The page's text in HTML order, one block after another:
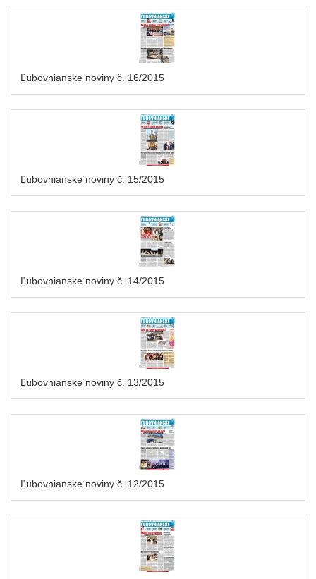
Ľubovnianske noviny č. 16/2015
Ľubovnianske noviny č. 15/2015
Ľubovnianske noviny č. 14/2015
Ľubovnianske noviny č. 13/2015
Ľubovnianske noviny č. 12/2015